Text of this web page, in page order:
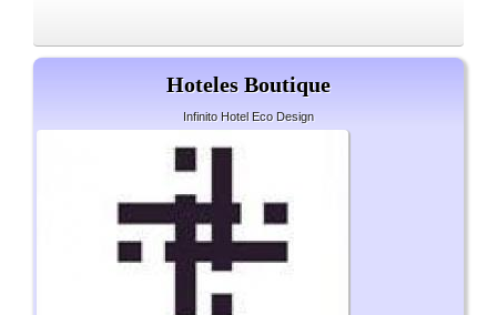
Hoteles Boutique
Infinito Hotel Eco Design